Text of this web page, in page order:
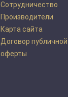
Сотрудничество
Производители
Карта сайта
Договор публичной
оферты